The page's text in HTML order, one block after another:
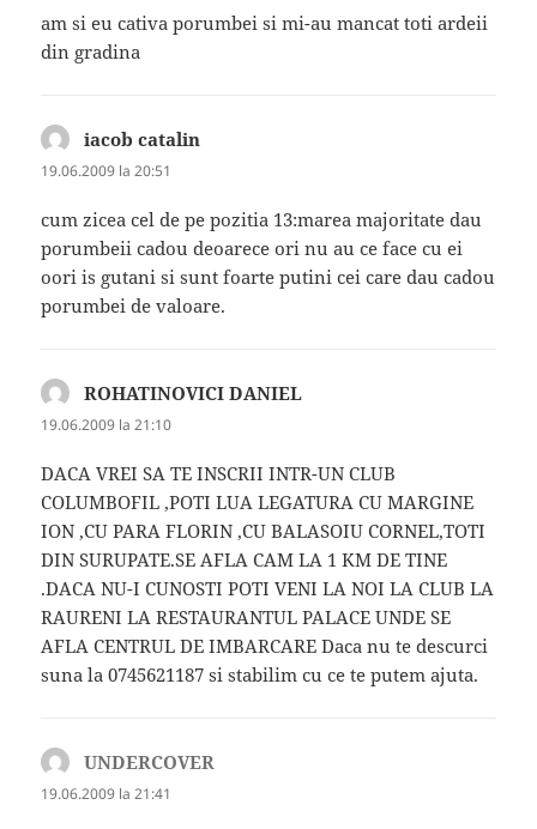
am si eu cativa porumbei si mi-au mancat toti ardeii
din gradina
iacob catalin
19.06.2009 la 20:51
cum zicea cel de pe pozitia 13:marea majoritate dau
porumbeii cadou deoarece ori nu au ce face cu ei
oori is gutani si sunt foarte putini cei care dau cadou
porumbei de valoare.
ROHATINOVICI DANIEL
19.06.2009 la 21:10
DACA VREI SA TE INSCRII INTR-UN CLUB
COLUMBOFIL ,POTI LUA LEGATURA CU MARGINE
ION ,CU PARA FLORIN ,CU BALASOIU CORNEL,TOTI
DIN SURUPATE.SE AFLA CAM LA 1 KM DE TINE
.DACA NU-I CUNOSTI POTI VENI LA NOI LA CLUB LA
RAURENI LA RESTAURANTUL PALACE UNDE SE
AFLA CENTRUL DE IMBARCARE Daca nu te descurci
suna la 0745621187 si stabilim cu ce te putem ajuta.
UNDERCOVER
19.06.2009 la 21:41